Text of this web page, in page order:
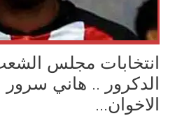
الدكرور .. هاني سرور
الاخوان...